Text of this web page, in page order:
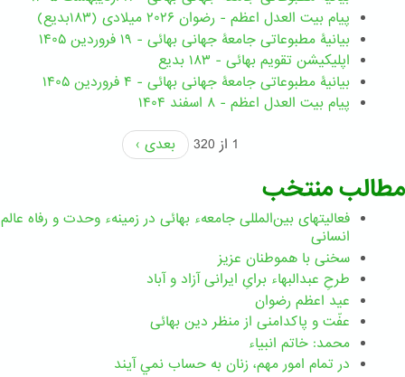
پیام بیت العدل اعظم - رضوان ۲۰۲۶ میلادی (۱۸۳بدیع)
بیانیۀ مطبوعاتی جامعۀ جهانی بهائی - ۱۹ فروردین ۱۴۰۵
اپلیکیشن تقویم بهائی - ۱۸۳ بدیع
بیانیۀ مطبوعاتی جامعۀ جهانی بهائی - ۴ فروردین ۱۴۰۵
پیام بیت العدل اعظم - ۸ اسفند ۱۴۰۴
1 از 320
بعدی ›
مطالب منتخب
فعالیتهای بین‌المللی جامعهء بهائی در زمینهء وحدت و رفاه عالم
انسانی
سخنی با هموطنان عزیز
طرحِ عبدالبهاء برایِ ایرانی آزاد و آباد
عید اعظم رضوان
عفّت و پاکدامنی از منظر دین بهائی
محمد: خاتم انبیاء
در تمام امور مهم،‌ زنان به حساب نمي آيند